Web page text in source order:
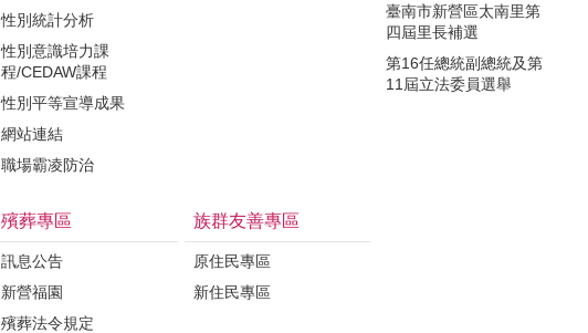
性別統計分析
性別意識培力課
程/CEDAW課程
性別平等宣導成果
網站連結
職場霸凌防治
臺南市新營區太南里第
四屆里長補選
第16任總統副總統及第
11屆立法委員選舉
殯葬專區
訊息公告
新營福園
殯葬法令規定
族群友善專區
原住民專區
新住民專區